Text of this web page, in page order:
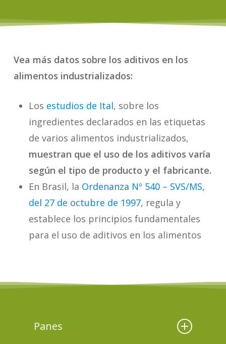
Vea más datos sobre los aditivos en los
alimentos industrializados:
Los estudios de Ital, sobre los
ingredientes declarados en las etiquetas
de varios alimentos industrializados,
muestran que el uso de los aditivos varía
según el tipo de producto y el fabricante.
En Brasil, la Ordenanza Nº 540 – SVS/MS,
del 27 de octubre de 1997, regula y
establece los principios fundamentales
para el uso de aditivos en los alimentos
Panes